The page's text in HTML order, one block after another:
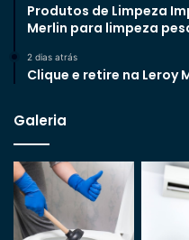
Produtos de Limpeza
Merlin para limpeza
2 dias atrás
Clique e retire na Leroy
Galeria